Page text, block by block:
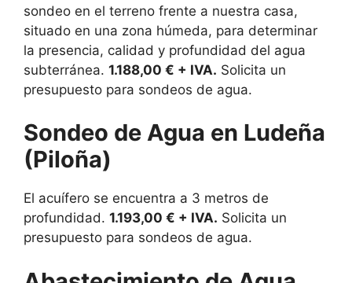
sondeo en el terreno frente a nuestra casa,
situado en una zona húmeda, para determinar
la presencia, calidad y profundidad del agua
subterránea. 1.188,00 € + IVA. Solicita un
presupuesto para sondeos de agua.
Sondeo de Agua en Ludeña
(Piloña)
El acuífero se encuentra a 3 metros de
profundidad. 1.193,00 € + IVA. Solicita un
presupuesto para sondeos de agua.